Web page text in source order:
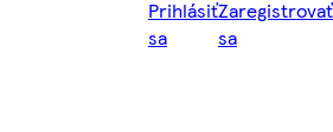
Prihlásiť
sa
Zaregistrovať
sa